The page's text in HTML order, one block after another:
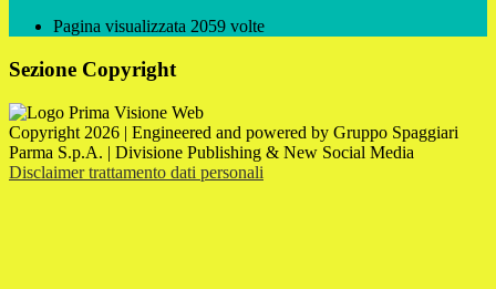
Pagina visualizzata 2059 volte
Sezione Copyright
Copyright 2026 | Engineered and powered by Gruppo Spaggiari
Parma S.p.A. | Divisione Publishing & New Social Media
Disclaimer trattamento dati personali